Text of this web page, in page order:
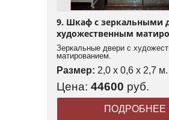
9. Шкаф с зеркальными
художественным
Зеркальные двери с
матированием.
Размер: 2,0 x 0,6 x 2,7 м.
Цена: 44600 руб.
ПОДРОБНЕЕ